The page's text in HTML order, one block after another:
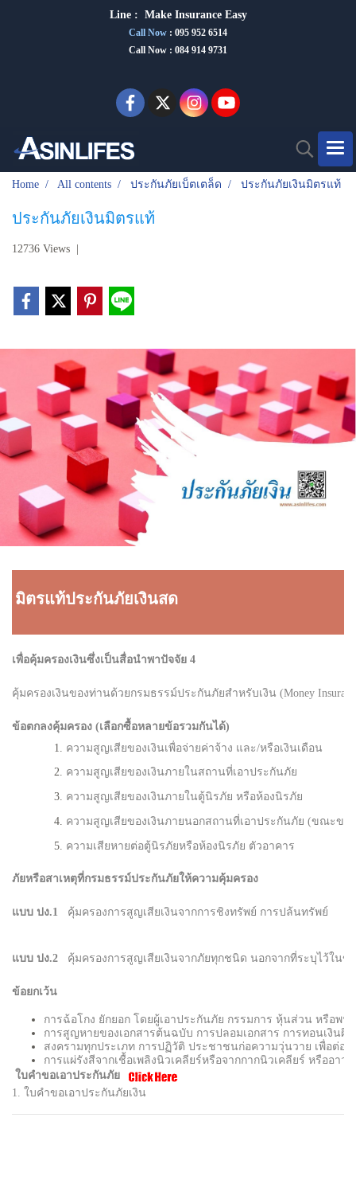
Line : Make Insurance Easy
Call Now : 095 952 6514
Call Now : 084 914 9731
Home All contents ประกันภัยเบ็ตเตล็ด ประกันภัยเงินมิตรแท้
ประกันภัยเงินมิตรแท้
12736 Views
มิตรแท้ประกันภัยเงินสด
เพื่อคุ้มครองเงินซึ่งเป็นสื่อนำพาปัจจัย 4
คุ้มครองเงินของท่านด้วยกรมธรรม์ประกันภัยสำหรับเงิน (Money
ข้อตกลงคุ้มครอง (เลือกซื้อหลายข้อรวมกันได้)
ความสูญเสียของเงินเพื่อจ่ายค่าจ้าง และ/หรือเงินเดือน
ความสูญเสียของเงินภายในสถานที่เอาประกันภัย
ความสูญเสียของเงินภายในตู้นิรภัย หรือห้องนิรภัย
ความสูญเสียของเงินภายนอกสถานที่เอาประกันภัย (ขณะขน
ความเสียหายต่อตู้นิรภัยหรือห้องนิรภัย ตัวอาคาร
ภัยหรือสาเหตุที่กรมธรรม์ประกันภัยให้ความคุ้มครอง
แบบ ปง.1 คุ้มครองการสูญเสียเงินจากการชิงทรัพย์ การปล้นทรัพย์
แบบ ปง.2 คุ้มครองการสูญเสียเงินจากภัยทุกชนิด นอกจากที่ระบุไว้ในข้
ข้อยกเว้น
การฉ้อโกง ยักยอก โดยผู้เอาประกันภัย กรรมการ หุ้นส่วน หรือพนั
การสูญหายของเอกสารต้นฉบับ การปลอมเอกสาร การทอนเงิน
สงครามทุกประเภท การปฏิวัติ ประชาชนก่อความวุ่นวาย เพื่อต่อ
การแผ่รังสีจากเชื้อเพลิงนิวเคลียร์หรือจากกากนิวเคลียร์ หรืออาวุ
ใบคำขอเอาประกันภัย
1. ใบคำขอเอาประกันภัยเงิน